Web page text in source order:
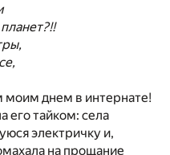
моим днем в интернате!
его тайком: села
электричку и,
на прощание